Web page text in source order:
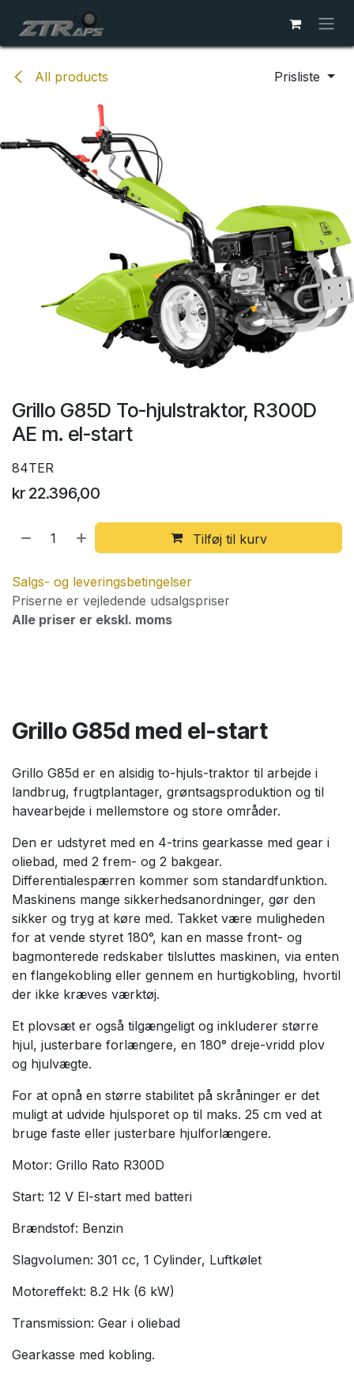
All products Prisliste
Grillo G85D To-hjulstraktor, R300D
AE m. el-start
84TER
kr 22.396,00
Tilføj til kurv
Salgs- og leveringsbetingelser
Priserne er vejledende udsalgspriser
Alle priser er ekskl. moms
Grillo G85d med el-start
Grillo G85d er en alsidig to-hjuls-traktor til arbejde i
landbrug, frugtplantager, grøntsagsproduktion og til
havearbejde i mellemstore og store områder.
Den er udstyret med en 4-trins gearkasse med gear i
oliebad, med 2 frem- og 2 bakgear.
Differentialespærren kommer som standardfunktion.
Maskinens mange sikkerhedsanordninger, gør den
sikker og tryg at køre med. Takket være muligheden
for at vende styret 180°, kan en masse front- og
bagmonterede redskaber tilsluttes maskinen, via enten
en flangekobling eller gennem en hurtigkobling, hvortil
der ikke kræves værktøj.
Et plovsæt er også tilgængeligt og inkluderer større
hjul, justerbare forlængere, en 180° dreje-vridd plov
og hjulvægte.
For at opnå en større stabilitet på skråninger er det
muligt at udvide hjulsporet op til maks. 25 cm ved at
bruge faste eller justerbare hjulforlængere.
Motor: Grillo Rato R300D
Start: 12 V El-start med batteri
Brændstof: Benzin
Slagvolumen: 301 cc, 1 Cylinder, Luftkølet
Motoreffekt: 8.2 Hk (6 kW)
Transmission: Gear i oliebad
Gearkasse med kobling.